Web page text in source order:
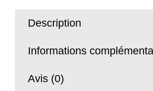
Bestway
Description
Informations
Avis (0)